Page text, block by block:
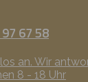
67 58
an. Wir
8 - 18 Uhr